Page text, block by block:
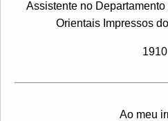
Assistente no
Orientais Impressos
1910
Ao meu